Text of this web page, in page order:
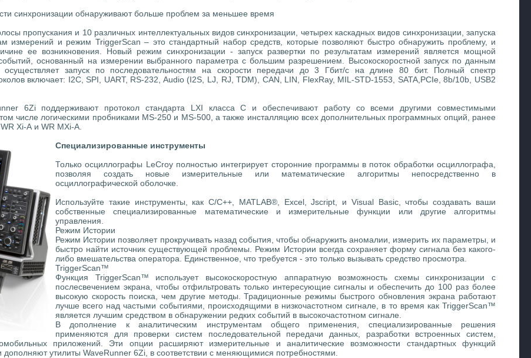
синхронизации обнаруживают больше проблем за меньшее время
пропускания и 10 различных интеллектуальных видов синхронизации, четырех каскадных видов синхронизации, запуска
измерений и режим TriggerScan – это стандартный набор средств, которые позволяют быстро обнаружить проблему, и
ее возникновения. Новый режим синхронизации - запуск развертки по результатам измерений является мощной
основанный на измерении выбранного параметра с большим разрешением. Высокоскоростной запуск по данным
осуществляет запуск по последовательностям на скорости передачи до 3 Гбит/с на длине 80 бит. Полный спектр
включает: I2C, SPI, UART, RS-232, Audio (I2S, LJ, RJ, TDM), CAN, LIN, FlexRay, MIL-STD-1553, SATA,PCIe, 8b/10b, USB2
6Zi поддерживают протокол стандарта LXI класса С и обеспечивают работу со всеми другими совместимыми
числе логическими пробниками MS-250 и MS-500, а также инсталляцию всех дополнительных программных опций, ранее
Xi-А и WR MXi-A.
Специализированные инструменты
Только осциллографы LeCroy полностью интегрирует сторонние программы в поток обработки осциллографа,
позволяя создать новые измерительные или математические алгоритмы непосредственно в
осциллографической оболочке.
Используйте такие инструменты, как C/C++, MATLAB®, Excel, Jscript, и Visual Basic, чтобы создавать ваши
собственные специализированные математические и измерительные функции или другие алгоритмы
управления.
Режим Истории
Режим Истории позволяет прокручивать назад события, чтобы обнаружить аномалии, измерить их параметры, и
быстро найти источник существующей проблемы. Режим Истории всегда сохраняет форму сигнала без какого-
либо вмешательства оператора. Единственное, что требуется - это только вызывать средство просмотра.
TriggerScan™
Функция TriggerScan™ использует высокоскоростную аппаратную возможность схемы синхронизации с
послесвечением экрана, чтобы отфильтровать только интересующие сигналы и обеспечить до 100 раз более
высокую скорость поиска, чем другие методы. Традиционные режимы быстрого обновления экрана работают
лучше всего над частыми событиями, происходящими в низкочастотном сигнале, в то время как TriggerScan™
является лучшим средством в обнаружении редких событий в высокочастотном сигнале.
В дополнение к аналитическим инструментам общего применения, специализированные решения
применяются для проверки систем последовательной передачи данных, разработки встроенных систем,
приложений. Эти опции расширяют измерительные и аналитические возможности стандартных функций
утилиты WaveRunner 6Zi, в соответствии с меняющимися потребностями.